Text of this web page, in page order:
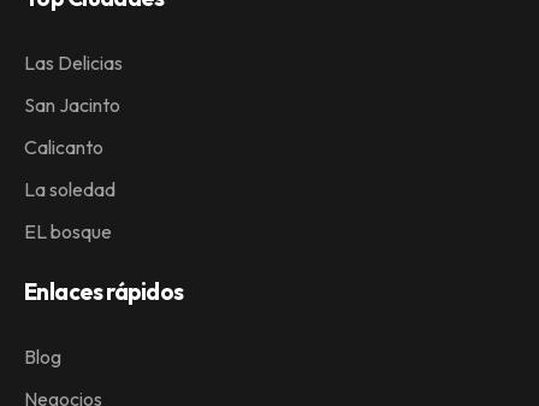
Las Delicias
San Jacinto
Calicanto
La soledad
EL bosque
Enlaces rápidos
Blog
Negocios